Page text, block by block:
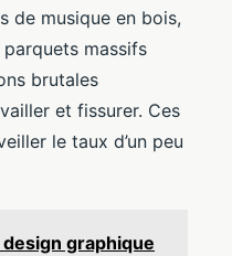
de musique en bois,
massifs
brutales
et fissurer. Ces
le taux d’un peu
graphique